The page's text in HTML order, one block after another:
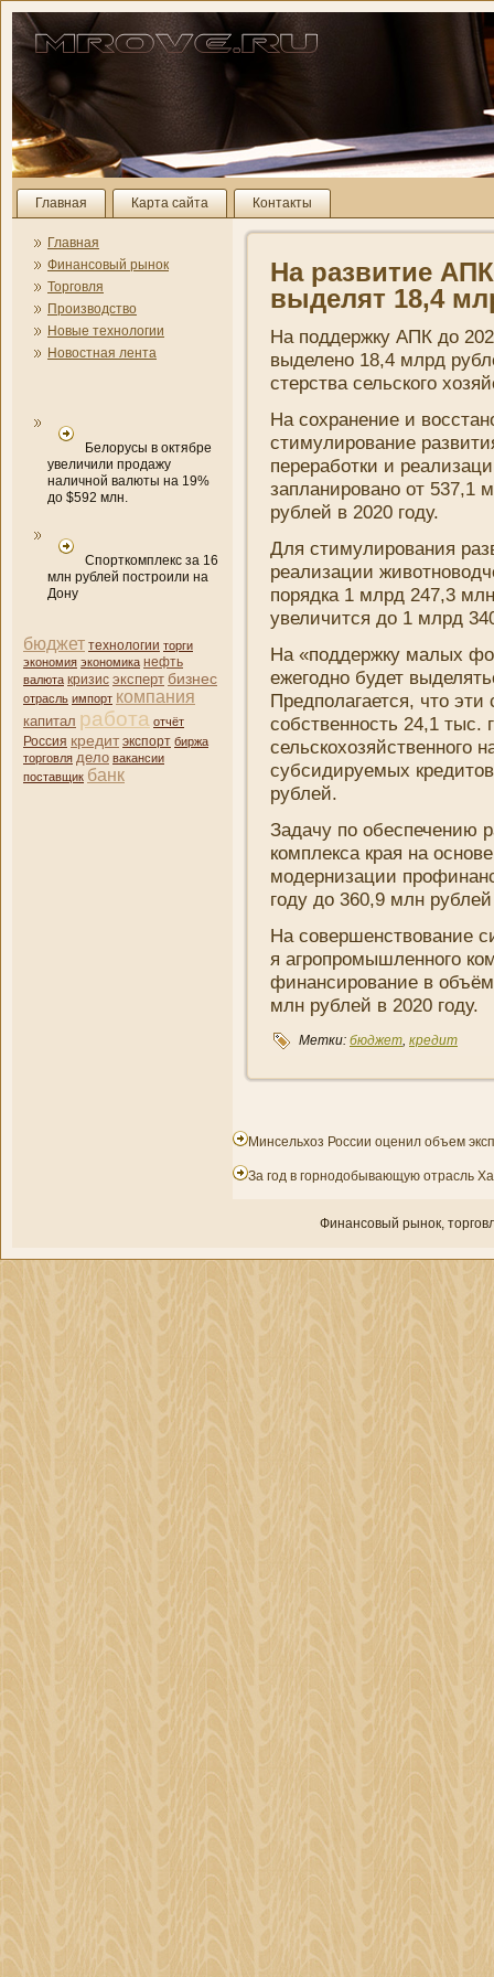
Главная Карта сайта Контакты
Главная
Финансовый рынок
Торговля
Производство
Новые технологии
Новостная лента
Белорусы в октябре
увеличили продажу
наличной валюты на 19%
до $592 млн.
Спорткомплекс за 16
млн рублей построили на
Дону
бюджет технологии торги
экономия экономика нефть
валюта кризис эксперт бизнес
отрасль импорт компани­я
капитал работа отчёт
Россия кредит экспорт биржа
торговля дело вакансии
поставщик банк
На развитие
выделят 18,4
На поддержку АПК до
выделено 18,4 млрд
стерства сельского
На сохранени­е и
стимулировани­е
переработки и
заплани­ровано от 537,1
рублей в 2020 году.
Для стимулировани­я
реализации
порядка 1 млрд 247,3
увеличится до 1 млрд
На «поддержку малых
ежегодно будет
Предполагается, что
собственность 24,1 тыс.
сельскохозяйственного
субсидируемых
рублей.
Задачу по обеспечени­ю
комплекса края на
модерни­зации
году до 360,9 млн рублей
На совершенствовани­е
я агропромышленного
финансировани­е в
млн рублей в 2020 году.
Метки: бюджет, кредит
Минсельхоз России оценил объем
За год в горнодобывающую отрасль
Финансовый рынок,